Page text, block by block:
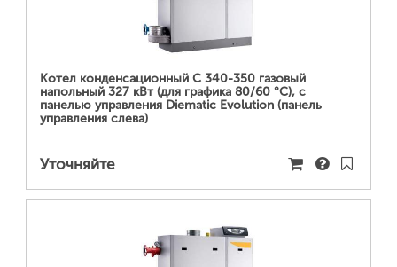
Котел конденсационный C 340-350 газовый
напольный 327 кВт (для графика 80/60 °С), с
панелью управления Diematic Evolution (панель
управления слева)
Уточняйте